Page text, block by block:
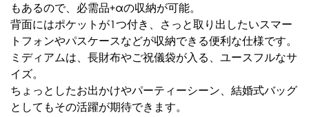
もあるので、必需品+αの収納が可能。
背面にはポケットが1つ付き、さっと取り出したいスマー
トフォンやパスケースなどが収納できる便利な仕様です。
ミディアムは、長財布やご祝儀袋が入る、ユースフルなサ
イズ。
ちょっとしたお出かけやパーティーシーン、結婚式バッグ
としてもその活躍が期待できます。